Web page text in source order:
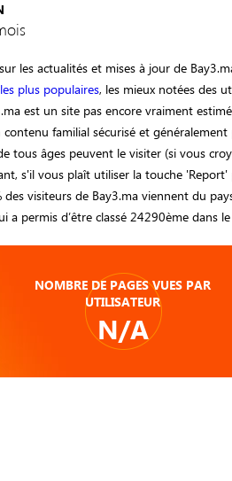
les actualités et mises à jour de
les plus populaires, les mieux notées des
est un site pas encore vraiment
familial sécurisé et
tous âges peuvent le visiter (si vous
s'il vous plaît utiliser la touche 'Report'
des visiteurs de Bay3.ma viennent du
a permis d’être classé 24290ème dans
NOMBRE DE PAGES VUES PAR
UTILISATEUR
N/A